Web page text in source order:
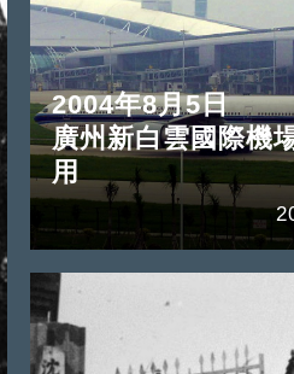
2004年8月5日
廣州新白雲國際機
用